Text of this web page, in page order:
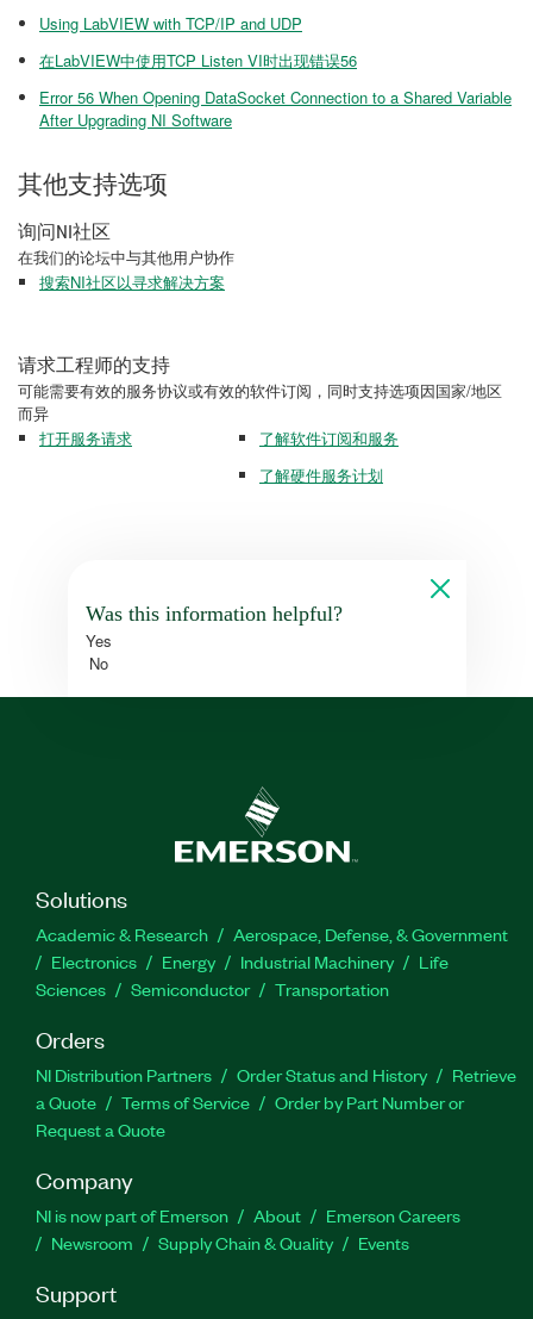
Using LabVIEW with TCP/IP and UDP
在LabVIEW中使用TCP Listen VI时出现错误56
Error 56 When Opening DataSocket Connection to a Shared Variable
After Upgrading NI Software
其他支持选项
询问NI社区
在我们的论坛中与其他用户协作
搜索NI社区以寻求解决方案
请求工程师的支持
可能需要有效的服务协议或有效的软件订阅，同时支持选项因国家/地区
而异
打开服务请求
了解软件订阅和服务
了解硬件服务计划
Was this information helpful?
Yes
No
Solutions
Academic & Research
Aerospace, Defense, & Government
Electronics
Energy Industrial Machinery
Life
Sciences
Semiconductor Transportation
Orders
NI Distribution Partners Order Status and History
Retrieve
a Quote
Terms of Service
Order by Part Number or
Request a Quote
Company
NI is now part of Emerson About
Emerson Careers
Newsroom
Supply Chain & Quality Events
Support